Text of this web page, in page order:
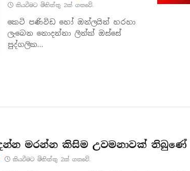
කියවීමට මිනිත්තු 2ක් ගතවේ.
කෙටි පණිවිඩ හෝ ඔන්ලයින් හරහා
ලැබෙන නොදන්නා ලින්ක් ඔස්සේ
පුද්ගලික…
මරන්න කිසිම උවමනාවක් තිබුණේ
කියවීමට මිනිත්තු 2ක් ගතවේ.